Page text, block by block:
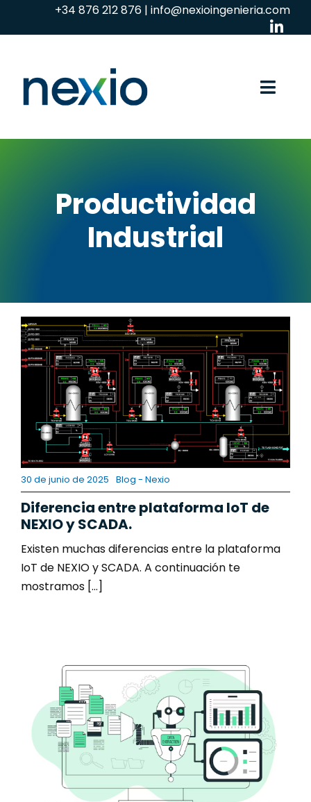
+34 876 212 876 |info@nexioingenieria.com
Industria
Empresa
Contacto
Productividad
Industrial
30 de junio de 2025 Blog - Nexio
Diferencia entre plataforma IoT de
NEXIO y SCADA.
Existen muchas diferencias entre la plataforma
IoT de NEXIO y SCADA. A continuación te
mostramos [...]